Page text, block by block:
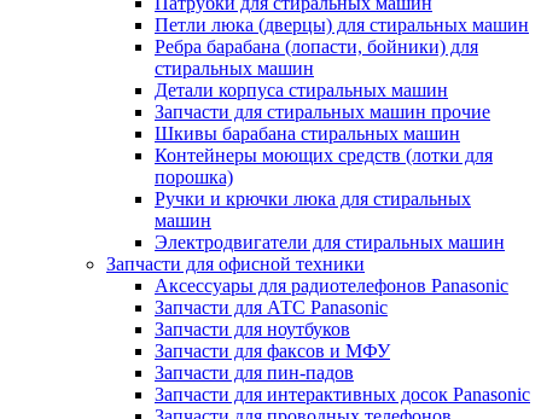
Петли люка (дверцы) для стиральных машин
Ребра барабана (лопасти, бойники) для
стиральных машин
Детали корпуса стиральных машин
Запчасти для стиральных машин прочие
Шкивы барабана стиральных машин
Контейнеры моющих средств (лотки для
порошка)
Ручки и крючки люка для стиральных
машин
Электродвигатели для стиральных машин
Запчасти для офисной техники
Аксессуары для радиотелефонов Panasonic
Запчасти для АТС Panasonic
Запчасти для ноутбуков
Запчасти для факсов и МФУ
Запчасти для пин-падов
Запчасти для интерактивных досок Panasonic